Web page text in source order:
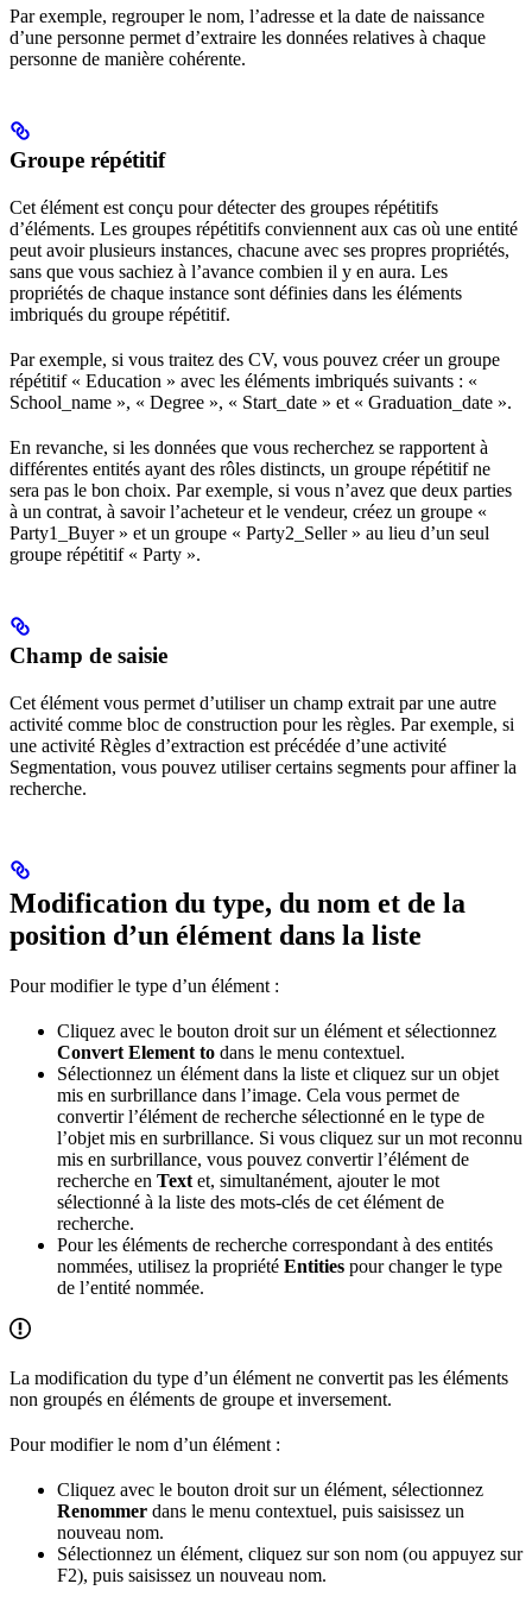
Par exemple, regrouper le nom, l’adresse et la date de naissance
d’une personne permet d’extraire les données relatives à chaque
personne de manière cohérente.
Groupe répétitif
Cet élément est conçu pour détecter des groupes répétitifs
d’éléments. Les groupes répétitifs conviennent aux cas où une entité
peut avoir plusieurs instances, chacune avec ses propres propriétés,
sans que vous sachiez à l’avance combien il y en aura. Les
propriétés de chaque instance sont définies dans les éléments
imbriqués du groupe répétitif.
Par exemple, si vous traitez des CV, vous pouvez créer un groupe
répétitif « Education » avec les éléments imbriqués suivants : «
School_name », « Degree », « Start_date » et « Graduation_date ».
En revanche, si les données que vous recherchez se rapportent à
différentes entités ayant des rôles distincts, un groupe répétitif ne
sera pas le bon choix. Par exemple, si vous n’avez que deux parties
à un contrat, à savoir l’acheteur et le vendeur, créez un groupe «
Party1_Buyer » et un groupe « Party2_Seller » au lieu d’un seul
groupe répétitif « Party ».
Champ de saisie
Cet élément vous permet d’utiliser un champ extrait par une autre
activité comme bloc de construction pour les règles. Par exemple, si
une activité Règles d’extraction est précédée d’une activité
Segmentation, vous pouvez utiliser certains segments pour affiner la
recherche.
Modification du type, du nom et de la
position d’un élément dans la liste
Pour modifier le type d’un élément :
Cliquez avec le bouton droit sur un élément et sélectionnez
Convert Element to dans le menu contextuel.
Sélectionnez un élément dans la liste et cliquez sur un objet
mis en surbrillance dans l’image. Cela vous permet de
convertir l’élément de recherche sélectionné en le type de
l’objet mis en surbrillance. Si vous cliquez sur un mot reconnu
mis en surbrillance, vous pouvez convertir l’élément de
recherche en Text et, simultanément, ajouter le mot
sélectionné à la liste des mots-clés de cet élément de
recherche.
Pour les éléments de recherche correspondant à des entités
nommées, utilisez la propriété Entities pour changer le type
de l’entité nommée.
La modification du type d’un élément ne convertit pas les éléments
non groupés en éléments de groupe et inversement.
Pour modifier le nom d’un élément :
Cliquez avec le bouton droit sur un élément, sélectionnez
Renommer dans le menu contextuel, puis saisissez un
nouveau nom.
Sélectionnez un élément, cliquez sur son nom (ou appuyez sur
F2), puis saisissez un nouveau nom.